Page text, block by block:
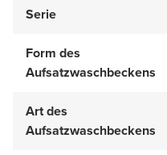
Serie
Form des
Aufsatzwaschbeckens
Art des
Aufsatzwaschbeckens